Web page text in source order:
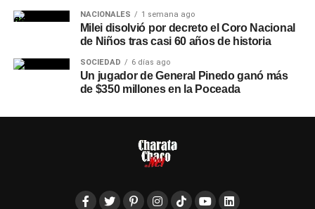
NACIONALES 1 semana ago
Milei disolvió por decreto el Coro Nacional
de Niños tras casi 60 años de historia
SOCIEDAD 6 días ago
Un jugador de General Pinedo ganó más
de $350 millones en la Poceada